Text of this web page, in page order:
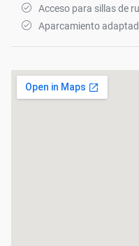
Acceso para sillas de
Aparcamiento